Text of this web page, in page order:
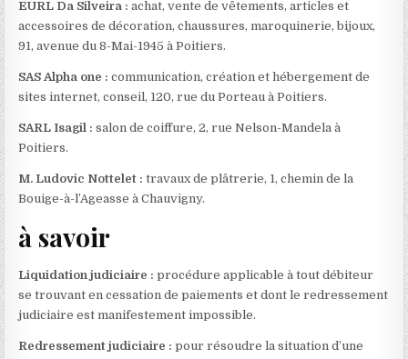
EURL Da Silveira : achat, vente de vêtements, articles et
accessoires de décoration, chaussures, maroquinerie, bijoux,
91, avenue du 8-Mai-1945 à Poitiers.
SAS Alpha one : communication, création et hébergement de
sites internet, conseil, 120, rue du Porteau à Poitiers.
SARL Isagil : salon de coiffure, 2, rue Nelson-Mandela à
Poitiers.
M. Ludovic Nottelet : travaux de plâtrerie, 1, chemin de la
Bouige-à-l’Ageasse à Chauvigny.
à savoir
Liquidation judiciaire : procédure applicable à tout débiteur
se trouvant en cessation de paiements et dont le redressement
judiciaire est manifestement impossible.
Redressement judiciaire : pour résoudre la situation d’une